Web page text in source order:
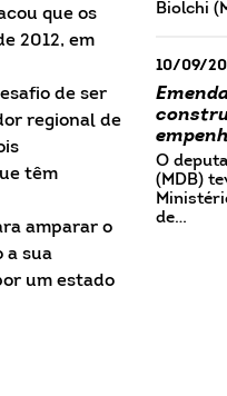
que os
2012, em
de ser
regional de
têm
amparar o
a sua
um estado
Biolchi
10/09/
O
(MDB)
de…